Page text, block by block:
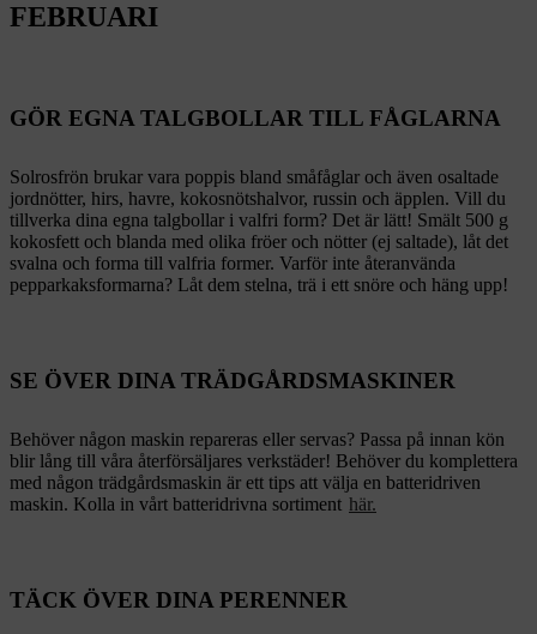
FEBRUARI
GÖR EGNA TALGBOLLAR TILL FÅGLARNA
Solrosfrön brukar vara poppis bland småfåglar och även osaltade
jordnötter, hirs, havre, kokosnötshalvor, russin och äpplen. Vill du
tillverka dina egna talgbollar i valfri form? Det är lätt! Smält 500 g
kokosfett och blanda med olika fröer och nötter (ej saltade), låt det
svalna och forma till valfria former. Varför inte återanvända
pepparkaksformarna? Låt dem stelna, trä i ett snöre och häng upp!
SE ÖVER DINA TRÄDGÅRDSMASKINER
Behöver någon maskin repareras eller servas? Passa på innan kön
blir lång till våra återförsäljares verkstäder! Behöver du komplettera
med någon trädgårdsmaskin är ett tips att välja en batteridriven
maskin. Kolla in vårt batteridrivna sortiment här.
TÄCK ÖVER DINA PERENNER